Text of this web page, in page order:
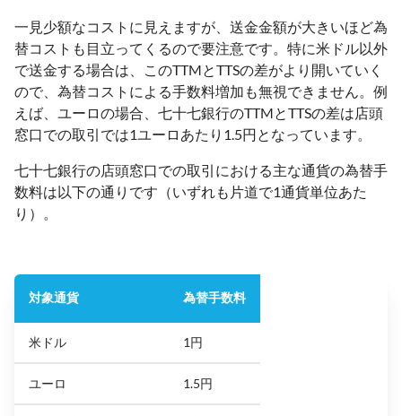
一見少額なコストに見えますが、送金金額が大きいほど為
替コストも目立ってくるので要注意です。特に米ドル以外
で送金する場合は、このTTMとTTSの差がより開いていく
ので、為替コストによる手数料増加も無視できません。例
えば、ユーロの場合、七十七銀行のTTMとTTSの差は店頭
窓口での取引では1ユーロあたり1.5円となっています。
七十七銀行の店頭窓口での取引における主な通貨の為替手
数料は以下の通りです（いずれも片道で1通貨単位あた
り）。
対象通貨 為替手数料
米ドル 1円
ユーロ 1.5円